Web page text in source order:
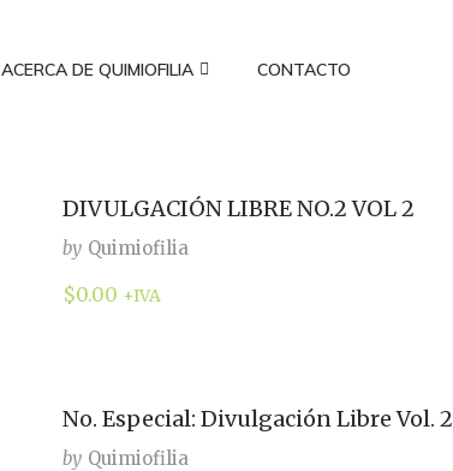
ACERCA DE QUIMIOFILIA CONTACTO
DIVULGACIÓN LIBRE NO.2 VOL 2
by Quimiofilia
$0.00 +IVA
No. Especial: Divulgación Libre Vol. 2
by Quimiofilia